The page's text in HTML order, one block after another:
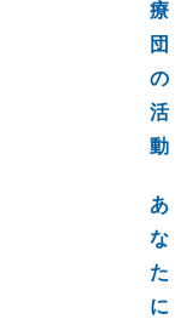
療
団
の
活
動
あ
な
た
に